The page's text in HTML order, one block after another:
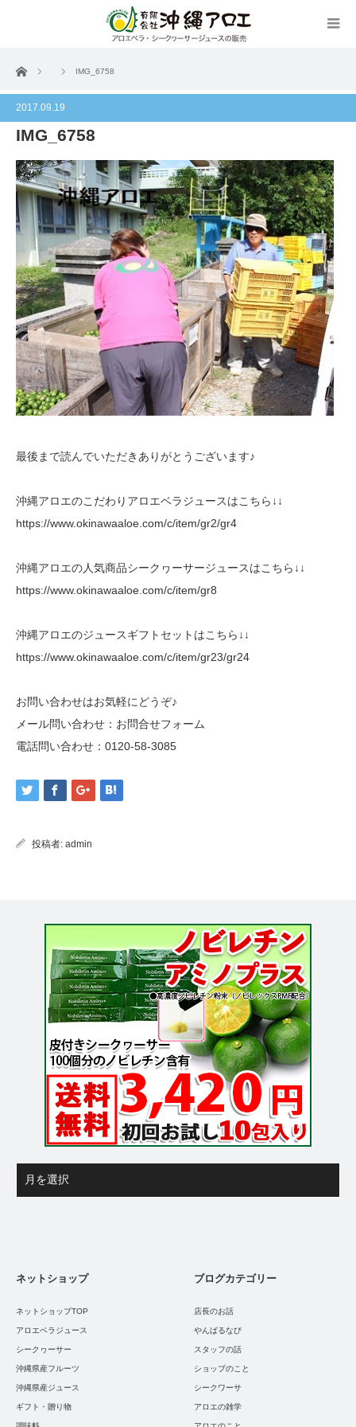
ホーム IMG_6758
2017.09.19
IMG_6758
最後まで読んでいただきありがとうございます♪
沖縄アロエのこだわりアロエベラジュースはこちら↓↓
https://www.okinawaaloe.com/c/item/gr2/gr4
沖縄アロエの人気商品シークヮーサージュースはこちら↓↓
https://www.okinawaaloe.com/c/item/gr8
沖縄アロエのジュースギフトセットはこちら↓↓
https://www.okinawaaloe.com/c/item/gr23/gr24
お問い合わせはお気軽にどうぞ♪
メール問い合わせ： お問合せフォーム
電話問い合わせ： 0120-58-3085
投稿者: admin
ネットショップ
ネットショップTOP
アロエベラジュース
シークヮーサー
沖縄県産フルーツ
沖縄県産ジュース
ギフト・贈り物
ブログカテゴリー
店長のお話
やんばるなび
スタッフの話
ショップのこと
シークワーサ
アロエの雑学